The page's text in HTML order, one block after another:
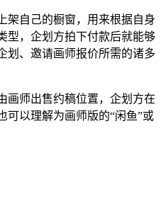
自己的橱窗，用来根据自身
型，企划方拍下付款后就能够
划、邀请画师报价所需的诸多
师出售约稿位置，企划方在
可以理解为画师版的“闲鱼”或